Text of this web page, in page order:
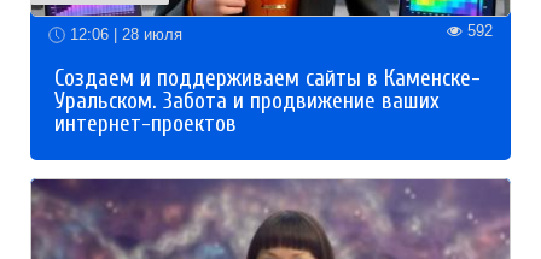
12:06 | 28 июля 592
Создаем и поддерживаем сайты в Каменске-
Уральском. Забота и продвижение ваших
интернет-проектов